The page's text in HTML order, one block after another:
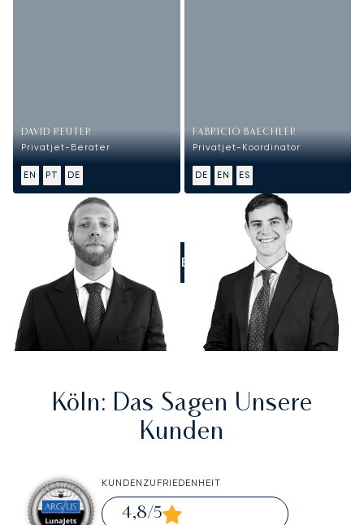
DAVID REUTER
Privatjet-Berater
EN PT DE
FABRICIO BAECHLER
Privatjet-Koordinator
DE EN ES
RUFEN SIE UNS AN
Köln: Das Sagen Unsere
Kunden
KUNDENZUFRIEDENHEIT
4,8/5